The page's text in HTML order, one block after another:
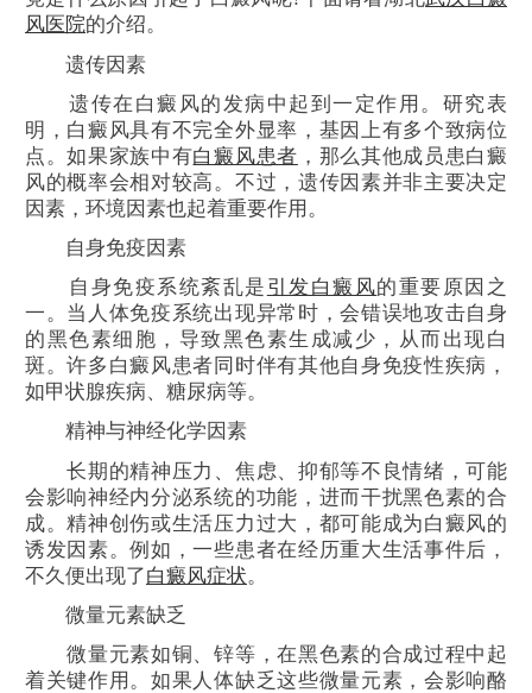
风医院的介绍。
遗传因素
遗传在白癜风的发病中起到一定作用。研究表
明，白癜风具有不完全外显率，基因上有多个致病位
点。如果家族中有白癜风患者 ，那么其他成员患白癜
风的概率会相对较高。不过，遗传因素并非主要决定
因素，环境因素也起着重要作用。
自身免疫因素
自身免疫系统紊乱是 引发白癜风的重要原因之
一。当人体免疫系统出现异常时，会错误地攻击自身
的黑色素细胞，导致黑色素生成减少，从而出现白
斑。许多白癜风患者同时伴有其他自身免疫性疾病，
如甲状腺疾病、糖尿病等。
精神与神经化学因素
长期的精神压力、焦虑、抑郁等不良情绪，可能
会影响神经内分泌系统的功能，进而干扰黑色素的合
成。精神创伤或生活压力过大，都可能成为白癜风的
诱发因素。例如，一些患者在经历重大生活事件后，
不久便出现了白癜风症状。
微量元素缺乏
微量元素如铜、锌等，在黑色素的合成过程中起
着关键作用。如果人体缺乏这些微量元素，会影响酪